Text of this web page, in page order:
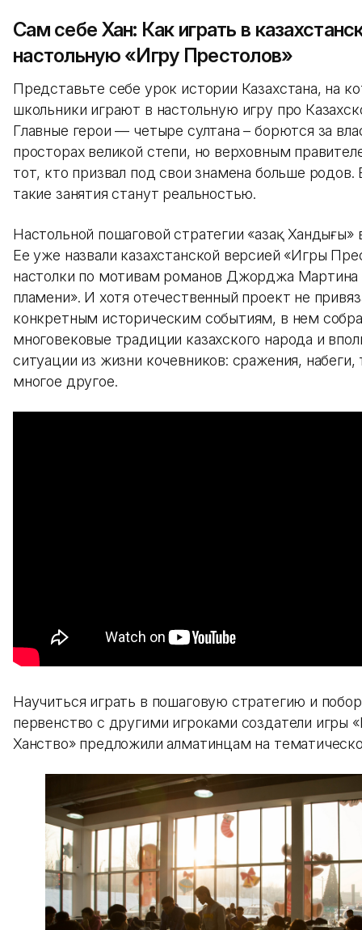
Сам себе Хан: Как играть в
настольную «Игру Престолов»
Представьте себе урок истории Казахстана, на
школьники играют в настольную игру про
Главные герои — четыре султана – борются за
просторах великой степи, но верховным
тот, кто призвал под свои знамена больше
такие занятия станут реальностью.
Настольной пошаговой стратегии «Қазақ Хандығы»
Ее уже назвали казахстанской версией «Игры
настолки по мотивам романов Джорджа Мартина
пламени». И хотя отечественный проект не
конкретным историческим событиям, в нем
многовековые традиции казахского народа и
ситуации из жизни кочевников: сражения,
многое другое.
Научиться играть в пошаговую стратегию и
первенство с другими игроками создатели игры
Ханство» предложили алматинцам на